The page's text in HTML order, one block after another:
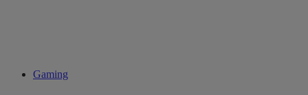
Gaming